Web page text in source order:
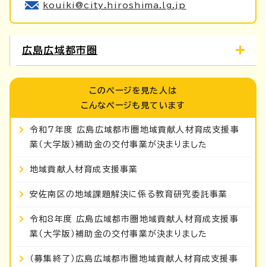
kouiki@city.hiroshima.lg.jp
広島広域都市圏
このページを見た人は
こんなページも見ています
令和7年度 広島広域都市圏地域貢献人材育成支援事
業（大学版）補助金の交付事業が決まりました
地域貢献人材育成支援事業
安佐南区の地域課題解決に係る教育研究委託事業
令和8年度 広島広域都市圏地域貢献人材育成支援事
業（大学版）補助金の交付事業が決まりました
（募集終了）広島広域都市圏地域貢献人材育成支援事